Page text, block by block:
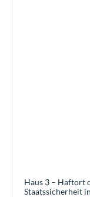
Haus 3 – Haftort
Staatssicherheit